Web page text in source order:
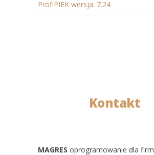
ProfiPIEK wersja: 7.24
Kontakt
MAGRES oprogramowanie dla firm